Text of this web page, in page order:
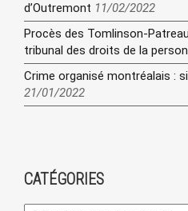
d’Outremont 11/02/2022
Procès des Tomlinson-
tribunal des droits de la
Crime organisé montréalais :
21/01/2022
CATÉGORIES